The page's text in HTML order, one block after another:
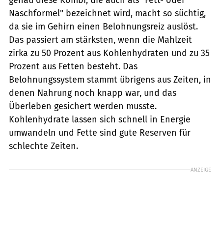
Naschformel" bezeichnet wird, macht so süchtig,
da sie im Gehirn einen Belohnungsreiz auslöst.
Das passiert am stärksten, wenn die Mahlzeit
zirka zu 50 Prozent aus Kohlenhydraten und zu 35
Prozent aus Fetten besteht. Das
Belohnungssystem stammt übrigens aus Zeiten, in
denen Nahrung noch knapp war, und das
Überleben gesichert werden musste.
Kohlenhydrate lassen sich schnell in Energie
umwandeln und Fette sind gute Reserven für
schlechte Zeiten.
ANZEIGE